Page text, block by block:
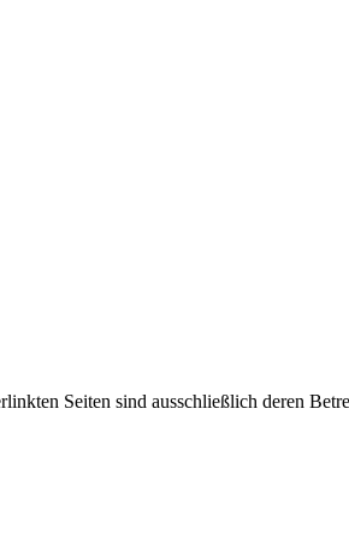
Seiten sind ausschließlich deren